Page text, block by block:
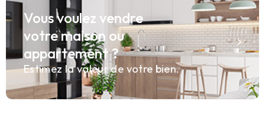
Vous voulez vendre
votre maison ou
appartement ?
Estimez la valeur de votre bien.